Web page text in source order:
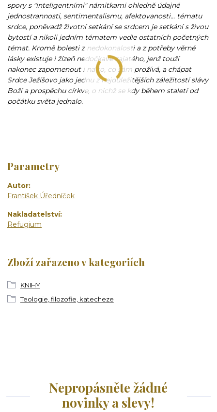
spory s "inteligentními" námitkami ohledně údajné
jednostrannosti, sentimentalismu, afektovanosti... tématu
srdce, poněvadž životní setkání se srdcem je setkání s živou
bytostí a nikoli jedním tématem vedle ostatních početných
témat. Kromě bolesti z nedokonalosti a z potřeby věrné
lásky existuje i žízeň nedočkavě zajatého, jenž touží
nakonec zapomenout i na to, co sám prožívá, a chápat
Srdce Ježíšovo jako jednu z nejdůležitějších záležitostí slávy
Boží a prospěchu církve, o nichž se kdy během staletí od
počátku světa jednalo.
Parametry
Autor
František Úředníček
Nakladatelství
Refugium
Zboží zařazeno v kategoriích
KNIHY
Teologie, filozofie, katecheze
Nepropásněte žádné
novinky a slevy!